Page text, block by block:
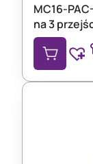
MC16-
na 3